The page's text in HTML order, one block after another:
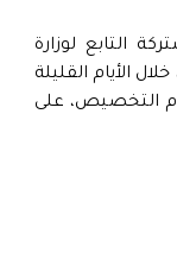
التابع لوزارة
الأيام القليلة
بنظام التخصيص، على